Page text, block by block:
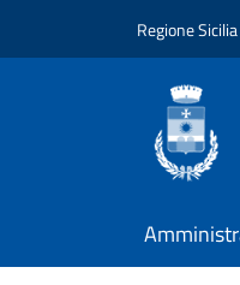
Regione Sicilia